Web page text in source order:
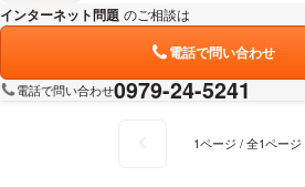
インターネット問題 のご相談は
電話で問い合わせ
電話で問い合わせ0979-24-5241
1ページ / 全1ページ